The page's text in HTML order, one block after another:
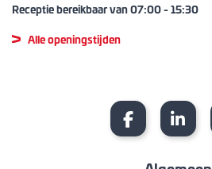
Receptie bereikbaar van07:00-15:30
Alle openingstijden